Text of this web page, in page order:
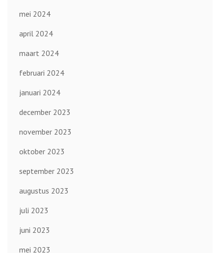
mei 2024
april 2024
maart 2024
februari 2024
januari 2024
december 2023
november 2023
oktober 2023
september 2023
augustus 2023
juli 2023
juni 2023
mei 2023